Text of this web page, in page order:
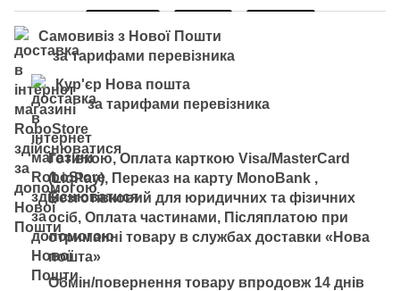
Самовивіз з Нової Пошти
за тарифами перевізника
Кур'єр Нова пошта
за тарифами перевізника
Готівкою, Оплата карткою Visa/MasterCard
(LiqPay), Переказ на карту MonoBank ,
Безготівковий для юридичних та фізичних
осіб, Оплата частинами, Післяплатою при
отриманні товару в службах доставки «Нова
пошта»
Обмін/повернення товару впродовж 14 днів